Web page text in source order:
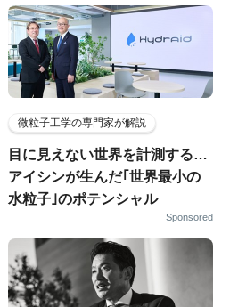
微粒子工学の専門家が解説
目に見えない世界を計測する…
アイシンが生んだ｢世界最小の
水粒子｣のポテンシャル
Sponsored